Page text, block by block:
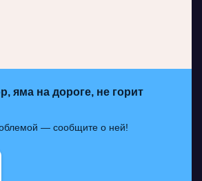
яма на дороге, не горит
— сообщите о ней!